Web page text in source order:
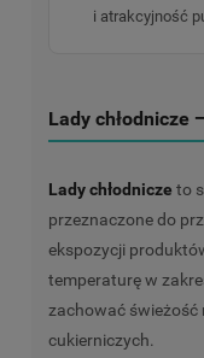
i atrakcyjność
Lady chłodnicze
Lady chłodnicze to
przeznaczone do
ekspozycji
temperaturę w
zachować świeżość
cukierniczych.